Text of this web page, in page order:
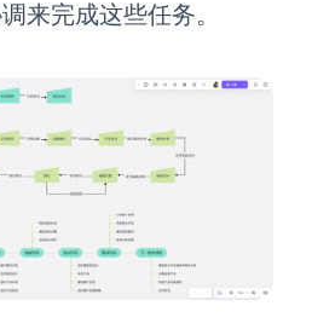
来完成这些任务。